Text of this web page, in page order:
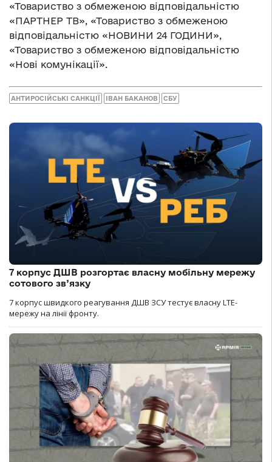
«Товариство з обмеженою відповідальністю
«ПАРТНЕР ТВ», «Товариство з обмеженою
відповідальністю «НОВИНИ 24 ГОДИНИ»,
«Товариство з обмеженою відповідальністю
«Нові комунікації».
АНТИРОСІЙСЬКІ САНКЦІЇ ІВАН БАКАНОВ СБУ
7 корпус ДШВ розгортає власну мобільну мережу
сотового зв’язку
7 корпус швидкого реагування ДШВ ЗСУ тестує власну LTE-
мережу на лінії фронту.